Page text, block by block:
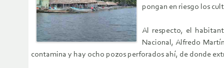
pongan en riesgo los
Al respecto, el
Nacional, Alfredo
contamina y hay ocho pozos perforados ahí, de donde